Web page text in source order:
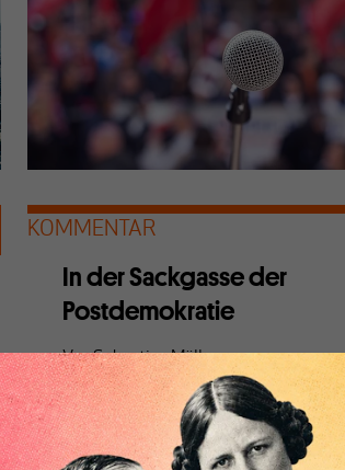
KOMMENTAR
In der Sackgasse der
Postdemokratie
VonSebastian Müller
Hätte die Politik noch Mut zum Risiko,
und Grüne mit einer
Christian Lindner einen Strich durch die